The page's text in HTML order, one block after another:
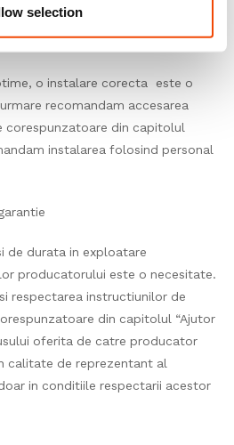
selection
o instalare corecta este o
recomandam accesarea
corespunzatoare din capitolul
instalarea folosind personal
de durata in exploatare
producatorului este o necesitate.
respectarea instructiunilor de
din capitolul “Ajutor
oferita de catre producator
calitate de reprezentant al
in conditiile respectarii acestor